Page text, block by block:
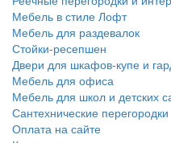
Мебель в стиле Лофт
Мебель для раздевалок
Стойки-ресепшен
Двери для шкафов-купе и
Мебель для офиса
Мебель для школ и детских
Сантехнические перегородки
Оплата на сайте